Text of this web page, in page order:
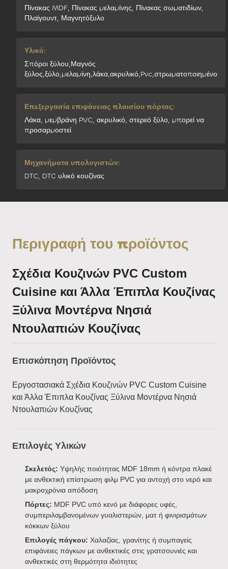
Πίνακας MDF, Πίνακας μελαμίνης, Πίνακας σωματιδίων,
Πλαϊγουντ, Μαγνητόξυλο
Υλικό:
Σπόροι ξύλου,Μαγνός
ξύλος,ξύλο,μελαμίνη,λάκα,ακρυλικό,Pvc,στρωματοποιημένο
Επεξεργασία επιφάνειας πλαισίου πόρτας:
Λάκα, μεμβράνη PVC, ακρυλικό, στερεό ξύλο, μπορεί να
προσαρμοστεί
Μηχανήματα υπολογιστών:
DTC, DTC υλικό κουζίνας
Περιγραφή του προϊόντος
Σχέδια Κουζινών PVC Custom
Cuisine και Άλλα Έπιπλα Κουζίνας
Ξύλινα Μοντέρνα Νησιά
Ντουλαπιών Κουζίνας
Επισκόπηση Προϊόντος
Εργοστασιακά Σχέδια Κουζινών PVC Custom Cuisine
και Άλλα Έπιπλα Κουζίνας Ξύλινα Μοντέρνα Νησιά
Ντουλαπιών Κουζίνας
Επιλογές Υλικών
Σκελετός: Υψηλής ποιότητας MDF 18mm ή κόντρα πλακέ
με ανθεκτική επίστρωση φιλμ PVC για αντοχή στο νερό και
μακροχρόνια απόδοση
Πόρτες: MDF PVC υπό κενό με διάφορες υφές,
συμπεριλαμβανομένων γυαλιστερών, ματ ή φινιρισμάτων
κόκκων ξύλου
Επιλογές πάγκου: Χαλαζίας, γρανίτης ή συμπαγείς
επιφάνειες πάγκων με ανθεκτικές στις γρατσουνιές και
ανθεκτικές στη θερμότητα ιδιότητες